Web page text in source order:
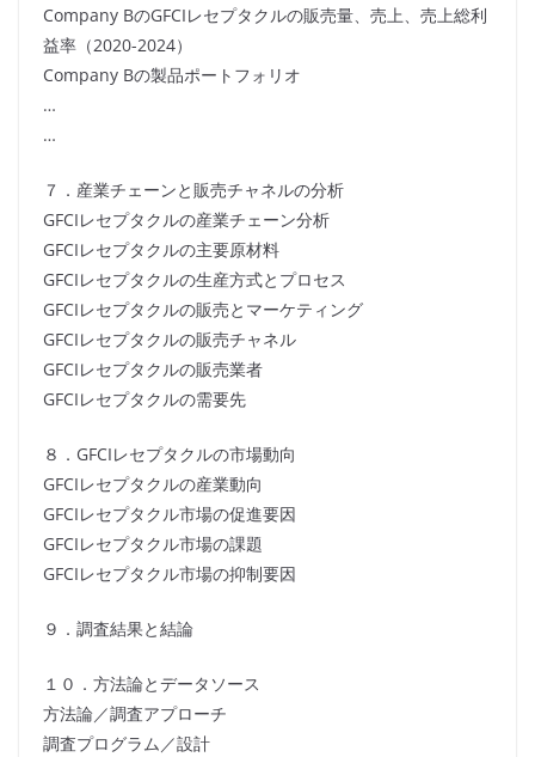
Company BのGFCIレセプタクルの販売量、売上、売上総利
益率（2020-2024）
Company Bの製品ポートフォリオ
…
…
７．産業チェーンと販売チャネルの分析
GFCIレセプタクルの産業チェーン分析
GFCIレセプタクルの主要原材料
GFCIレセプタクルの生産方式とプロセス
GFCIレセプタクルの販売とマーケティング
GFCIレセプタクルの販売チャネル
GFCIレセプタクルの販売業者
GFCIレセプタクルの需要先
８．GFCIレセプタクルの市場動向
GFCIレセプタクルの産業動向
GFCIレセプタクル市場の促進要因
GFCIレセプタクル市場の課題
GFCIレセプタクル市場の抑制要因
９．調査結果と結論
１０．方法論とデータソース
方法論／調査アプローチ
調査プログラム／設計